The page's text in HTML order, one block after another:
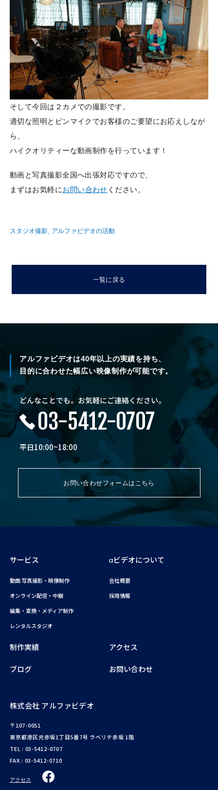
そして今回は２カメでの撮影です。
適切な照明とピンマイクでお客様のご要望にお応えしなが
ら、
ハイクオリティーな動画制作を行っています！
動画と写真撮影全国へ出張対応ですので、
まずはお気軽にお問い合わせ ください。
スタジオ撮影 アルファビデオの活動
一覧に戻る
アルファビデオは40年以上の実績を持ち、
目的に合わせた幅広い映像制作が可能です。
どんなことでも。お気軽にご連絡ください。
03-5412-0707
平日10:00~18:00
お問い合わせフォームはこちら
サービス
動画 写真撮影・映像制作
オンライン配信・中継
編集・変換・メディア制作
レンタルスタジオ
αビデオについて
会社概要
採用情報
制作実績 アクセス
ブログ お問い合わせ
株式会社 アルファビデオ
〒107-0051
東京都港区元赤坂1丁目5番7号 ラベリテ赤坂 1階
TEL : 03-5412-0707
FAX : 03-5412-0710
アクセス